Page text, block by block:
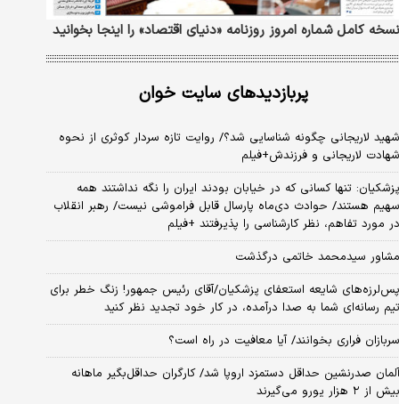
نسخه کامل شماره امروز روزنامه «دنیای‌ اقتصاد» را اینجا بخوانید
پربازدیدهای سایت خوان
شهید لاریجانی چگونه شناسایی شد؟/ روایت تازه سردار کوثری از نحوه
شهادت لاریجانی و فرزندش+فیلم
پزشکیان: تنها کسانی که در خیابان بودند ایران را نگه نداشتند همه
سهیم هستند/ حوادث دی‌ماه پارسال قابل فراموشی نیست/ رهبر انقلاب
در مورد تفاهم، نظر کارشناسی را پذیرفتند +فیلم
مشاور سیدمحمد خاتمی درگذشت
پس‌لرزه‌های شایعه استعفای پزشکیان/آقای رئیس جمهور! زنگ خطر برای
تیم رسانه‌ای شما به صدا درآمده، در کار خود تجدید نظر کنید
سربازان فراری بخوانند/ آیا معافیت در راه است؟
آلمان صدرنشین حداقل دستمزد اروپا شد/ کارگران حداقل‌بگیر ماهانه
بیش از ۲ هزار یورو می‌گیرند